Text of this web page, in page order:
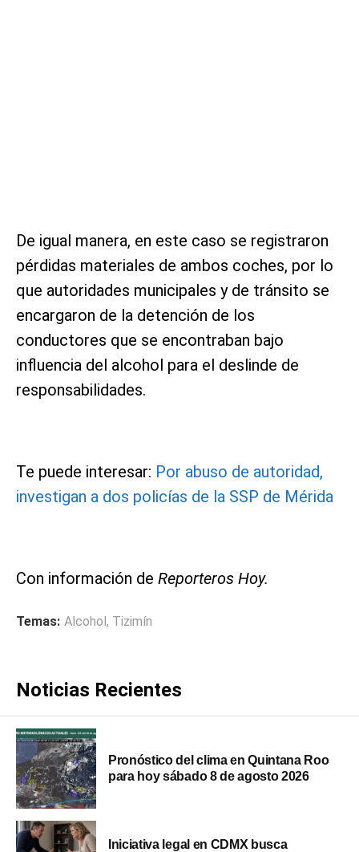
De igual manera, en este caso se registraron
pérdidas materiales de ambos coches, por lo
que autoridades municipales y de tránsito se
encargaron de la detención de los
conductores que se encontraban bajo
influencia del alcohol para el deslinde de
responsabilidades.
Te puede interesar: Por abuso de autoridad,
investigan a dos policías de la SSP de Mérida
Con información de Reporteros Hoy.
Temas: Alcohol, Tizimín
Noticias Recientes
Pronóstico del clima en Quintana Roo
para hoy sábado 8 de agosto 2026
Iniciativa legal en CDMX busca